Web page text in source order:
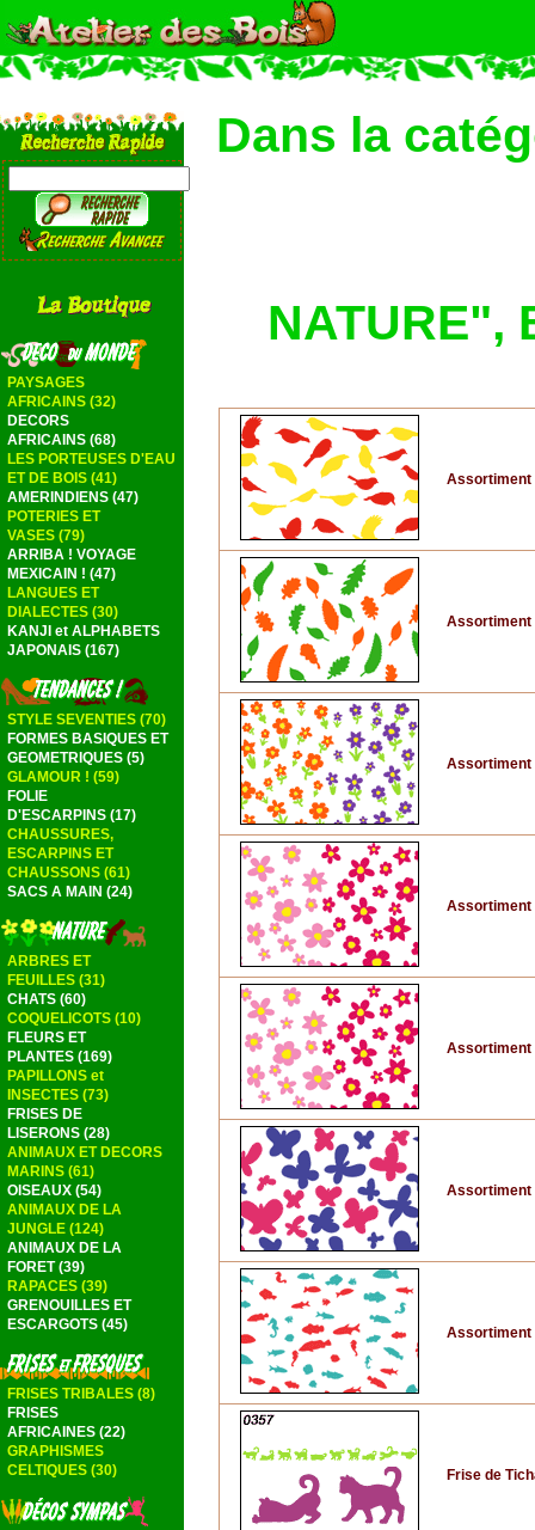
PAYSAGES
AFRICAINS (32)
DECORS
AFRICAINS (68)
LES PORTEUSES D'EAU
ET DE BOIS (41)
AMERINDIENS (47)
POTERIES ET
VASES (79)
ARRIBA ! VOYAGE
MEXICAIN ! (47)
LANGUES ET
DIALECTES (30)
KANJI et ALPHABETS
JAPONAIS (167)
STYLE SEVENTIES (70)
FORMES BASIQUES ET
GEOMETRIQUES (5)
GLAMOUR ! (59)
FOLIE
D'ESCARPINS (17)
CHAUSSURES,
ESCARPINS ET
CHAUSSONS (61)
SACS A MAIN (24)
ARBRES ET
FEUILLES (31)
CHATS (60)
COQUELICOTS (10)
FLEURS ET
PLANTES (169)
PAPILLONS et
INSECTES (73)
FRISES DE
LISERONS (28)
ANIMAUX ET DECORS
MARINS (61)
OISEAUX (54)
ANIMAUX DE LA
JUNGLE (124)
ANIMAUX DE LA
FORET (39)
RAPACES (39)
GRENOUILLES ET
ESCARGOTS (45)
FRISES TRIBALES (8)
FRISES
AFRICAINES (22)
GRAPHISMES
CELTIQUES (30)
Dans la
NATURE",
Assortiment
Assortiment
Assortiment
Assortiment
Assortiment
Assortiment
Assortiment
Frise de